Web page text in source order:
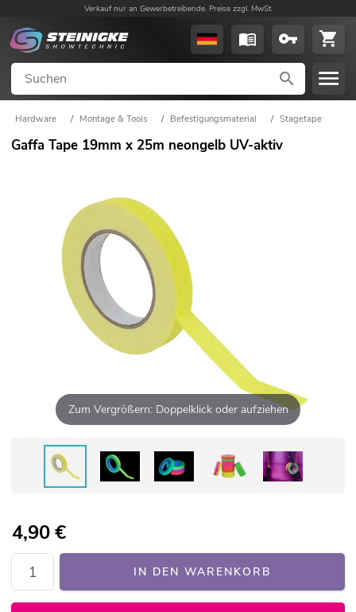
Verkauf nur an Gewerbetreibende. Preise zzgl. MwSt.
Hardware / Montage & Tools / Befestigungsmaterial / Stagetape
Gaffa Tape 19mm x 25m neongelb UV-aktiv
Zum Vergrößern: Doppelklick oder aufziehen
4,90€
IN DEN WARENKORB